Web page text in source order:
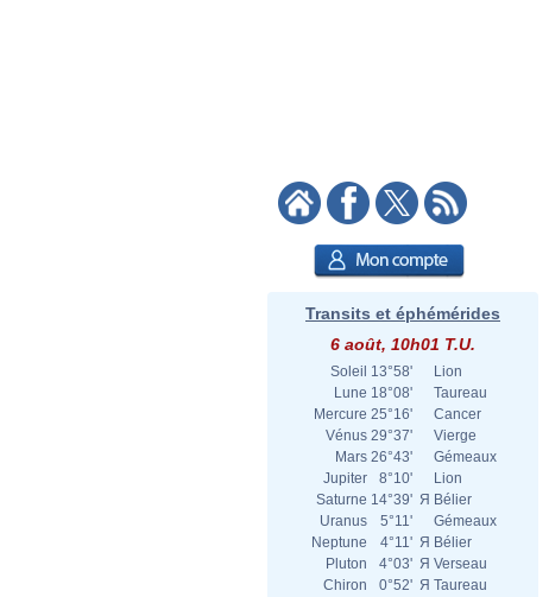
Transits et éphémérides
6 août, 10h01 T.U.
Soleil 13°58'
Lion
Lune 18°08'
Taureau
Mercure 25°16'
Cancer
Vénus 29°37'
Vierge
Mars 26°43'
Gémeaux
Jupiter
8°10'
Lion
Saturne 14°39' Я Bélier
Uranus
5°11'
Gémeaux
Neptune
4°11' Я Bélier
Pluton
4°03' Я Verseau
Chiron
0°52' Я Taureau